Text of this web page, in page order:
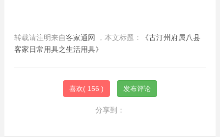
转载请注明来自客家通网 ，本文标题：
《古汀州府属八县
客家日常用具之生活用具》
喜欢( 156 ) 发布评论
分享到：